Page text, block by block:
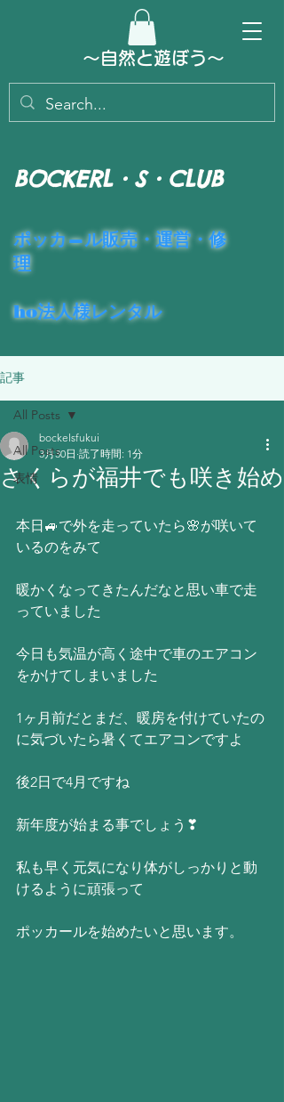
～​自然と遊ぼう～
​ポッカ―ル販売・運営・修
理
ho法人様レンタル
BOCKERL・S・CLUB
記事
All Posts
表情
All Posts
さくらが福井でも咲き始め
bockelsfukui
3月30日 読了時間: 1分
本日🚙で外を走っていたら🌸が咲いて
いるのをみて
暖かくなってきたんだなと思い車で走
っていました
今日も気温が高く途中で車のエアコン
をかけてしまいました
1ヶ月前だとまだ、暖房を付けていたの
に気づいたら暑くてエアコンですよ
後2日で4月ですね
新年度が始まる事でしょう❣
私も早く元気になり体がしっかりと動
けるように頑張って
ポッカールを始めたいと思います。